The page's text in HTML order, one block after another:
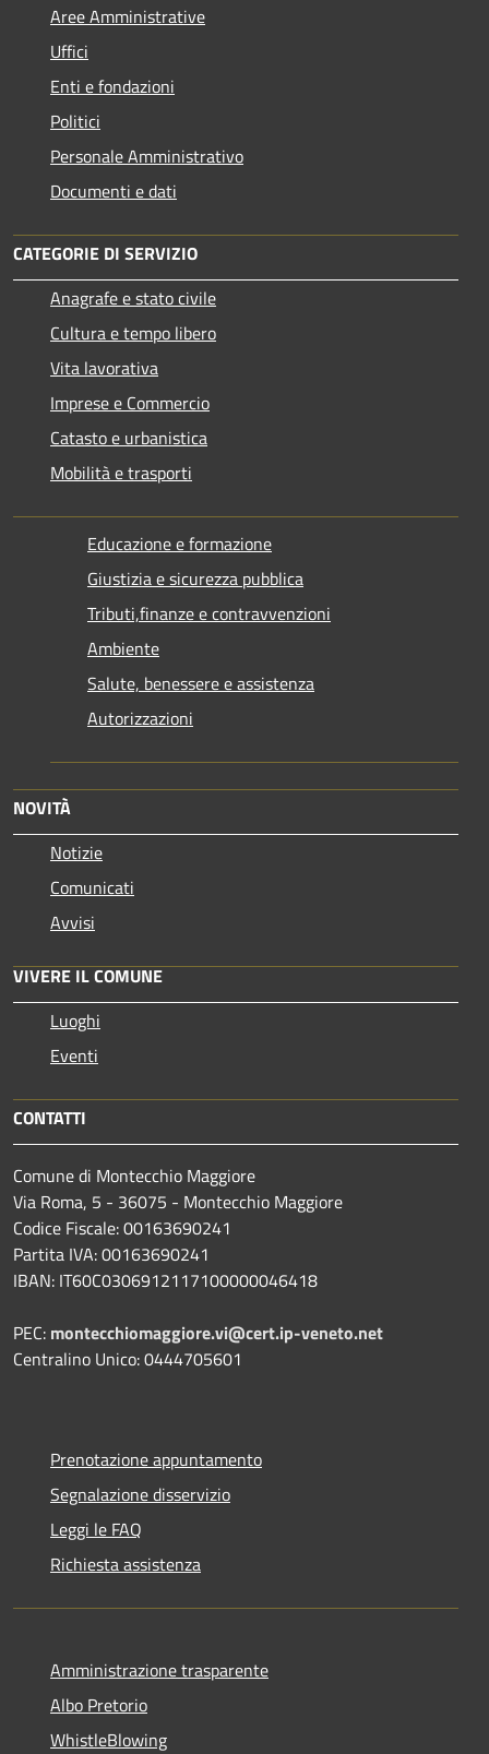
Aree Amministrative
Uffici
Enti e fondazioni
Politici
Personale Amministrativo
Documenti e dati
CATEGORIE DI SERVIZIO
Anagrafe e stato civile
Cultura e tempo libero
Vita lavorativa
Imprese e Commercio
Catasto e urbanistica
Mobilità e trasporti
Educazione e formazione
Giustizia e sicurezza pubblica
Tributi,finanze e contravvenzioni
Ambiente
Salute, benessere e assistenza
Autorizzazioni
NOVITÀ
Notizie
Comunicati
Avvisi
VIVERE IL COMUNE
Luoghi
Eventi
CONTATTI
Comune di Montecchio Maggiore
Via Roma, 5 - 36075 - Montecchio Maggiore
Codice Fiscale: 00163690241
Partita IVA: 00163690241
IBAN: IT60C0306912117100000046418
PEC: montecchiomaggiore.vi@cert.ip-veneto.net
Centralino Unico: 0444705601
Prenotazione appuntamento
Segnalazione disservizio
Leggi le FAQ
Richiesta assistenza
Amministrazione trasparente
Albo Pretorio
WhistleBlowing